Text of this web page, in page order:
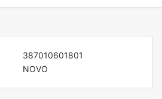
387010601801
NOVO